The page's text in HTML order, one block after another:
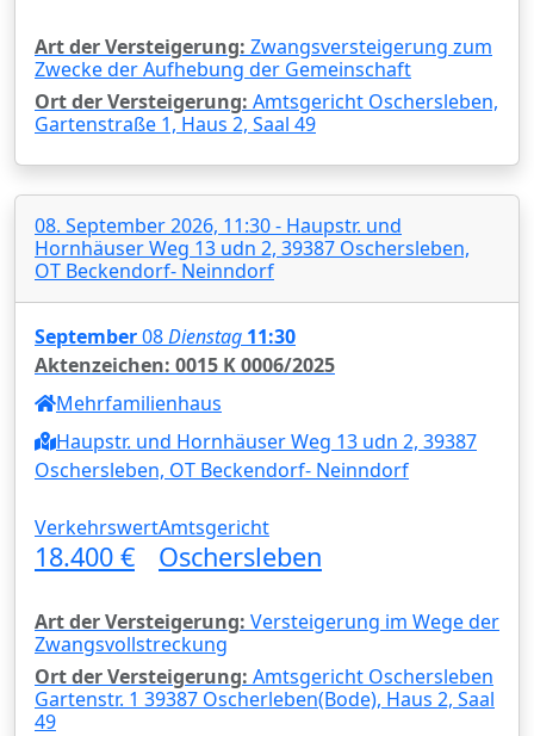
Art der Versteigerung: Zwangsversteigerung zum
Zwecke der Aufhebung der Gemeinschaft
Ort der Versteigerung: Amtsgericht Oschersleben,
Gartenstraße 1, Haus 2, Saal 49
08. September 2026, 11:30 - Haupstr. und
Hornhäuser Weg 13 udn 2, 39387 Oschersleben,
OT Beckendorf- Neinndorf
September08Dienstag 11:30
Aktenzeichen: 0015 K 0006/2025
Mehrfamilienhaus
Haupstr. und Hornhäuser Weg 13 udn 2, 39387
Oschersleben, OT Beckendorf- Neinndorf
Verkehrswert
18.400 €
Amtsgericht
Oschersleben
Art der Versteigerung: Versteigerung im Wege der
Zwangsvollstreckung
Ort der Versteigerung: Amtsgericht Oschersleben
Gartenstr. 1 39387 Oscherleben(Bode), Haus 2, Saal
49